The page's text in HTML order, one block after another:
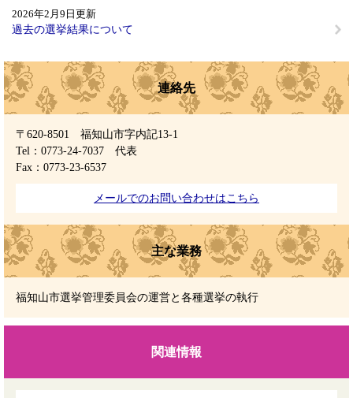
2026年2月9日更新
過去の選挙結果について
連絡先
〒620-8501 福知山市字内記13-1
Tel：0773-24-7037
代表
Fax：0773-23-6537
メールでのお問い合わせはこちら
主な業務
福知山市選挙管理委員会の運営と各種選挙の執行
関連情報